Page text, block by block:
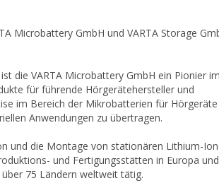
Microbattery GmbH und VARTA Storage
die VARTA Microbattery GmbH ein Pionier im
für führende Hörgerätehersteller und
im Bereich der Mikrobatterien für
Anwendungen zu übertragen.
und die Montage von stationären Lithium-
und Fertigungsstätten in Europa
75 Ländern weltweit tätig.